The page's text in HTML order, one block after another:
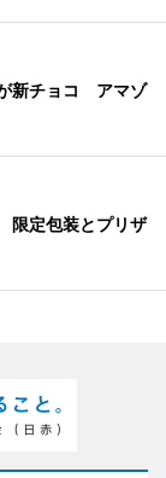
新チョコ アマゾ
限定包装とプリザ